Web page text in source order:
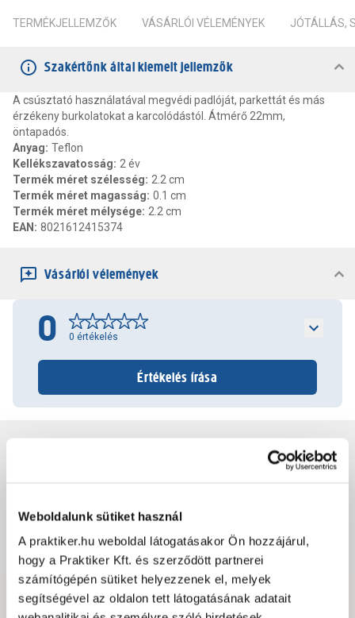
Weboldalunk sütiket használ
A praktiker.hu weboldal látogatásakor Ön hozzájárul,
hogy a Praktiker Kft. és szerződött partnerei
számítógépén sütiket helyezzenek el, melyek
segítségével az oldalon tett látogatásának adatait
TERMÉKJELLEMZŐK VÁSÁRLÓI VÉLEMÉNYEK JÓTÁLLÁS,
Szakértőnk által kiemelt jellemzők
A csúsztató használatával megvédi padlóját, parkettát és más
érzékeny burkolatokat a karcolódástól. Átmérő 22mm,
öntapadós.
Anyag: Teflon
Kellékszavatosság: 2 év
Termék méret szélesség: 2.2 cm
Termék méret magasság: 0.1 cm
Termék méret mélysége: 2.2 cm
EAN : 8021612415374
Vásárlói vélemények
0 0 értékelés
Értékelés írása
Dokumentumok, felelős személy
Hibát találtál az oldalon vagy a termék leírásában?